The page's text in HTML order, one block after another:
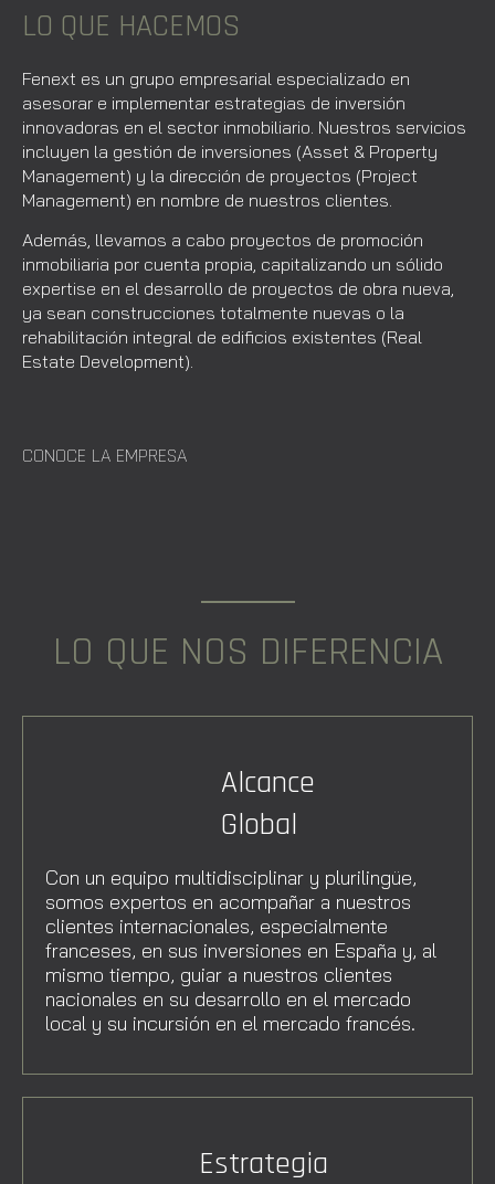
LO QUE HACEMOS
Fenext es un grupo empresarial especializado en
asesorar e implementar estrategias de inversión
innovadoras en el sector inmobiliario. Nuestros servicios
incluyen la gestión de inversiones (Asset & Property
Management) y la dirección de proyectos (Project
Management) en nombre de nuestros clientes.
Además, llevamos a cabo proyectos de promoción
inmobiliaria por cuenta propia, capitalizando un sólido
expertise en el desarrollo de proyectos de obra nueva,
ya sean construcciones totalmente nuevas o la
rehabilitación integral de edificios existentes (Real
Estate Development).
CONOCE LA EMPRESA
LO QUE NOS DIFERENCIA
Alcance
Global
Con un equipo multidisciplinar y plurilingüe,
somos expertos en acompañar a nuestros
clientes internacionales, especialmente
franceses, en sus inversiones en España y, al
mismo tiempo, guiar a nuestros clientes
nacionales en su desarrollo en el mercado
local y su incursión en el mercado francés.
Estrategia